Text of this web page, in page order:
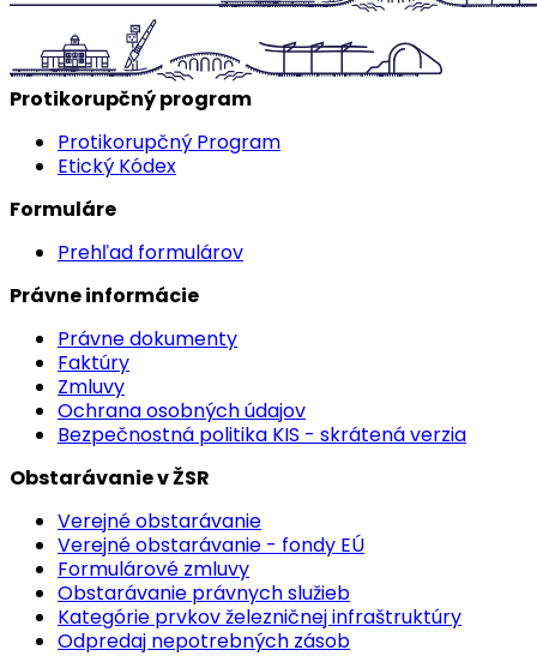
Protikorupčný program
Protikorupčný Program
Etický Kódex
Formuláre
Prehľad formulárov
Právne informácie
Právne dokumenty
Faktúry
Zmluvy
Ochrana osobných údajov
Bezpečnostná politika KIS - skrátená verzia
Obstarávanie v ŽSR
Verejné obstarávanie
Verejné obstarávanie - fondy EÚ
Formulárové zmluvy
Obstarávanie právnych služieb
Kategórie prvkov železničnej infraštruktúry
Odpredaj nepotrebných zásob